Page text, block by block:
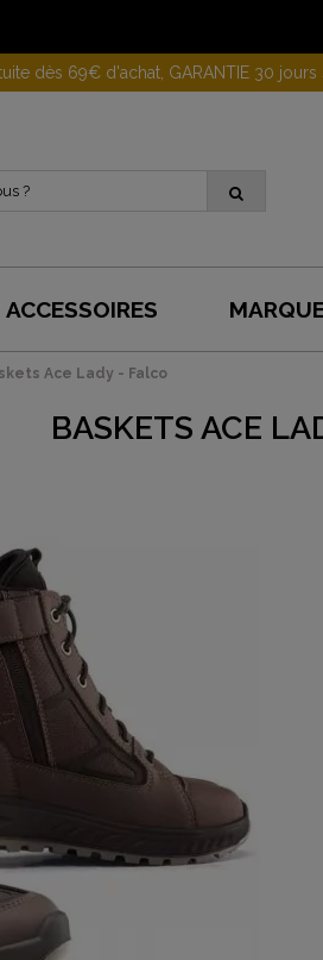
Gagnez 10 euros en parrainant un
ACCESSOIRES
Ace Lady - Falco
BASKETS ACE